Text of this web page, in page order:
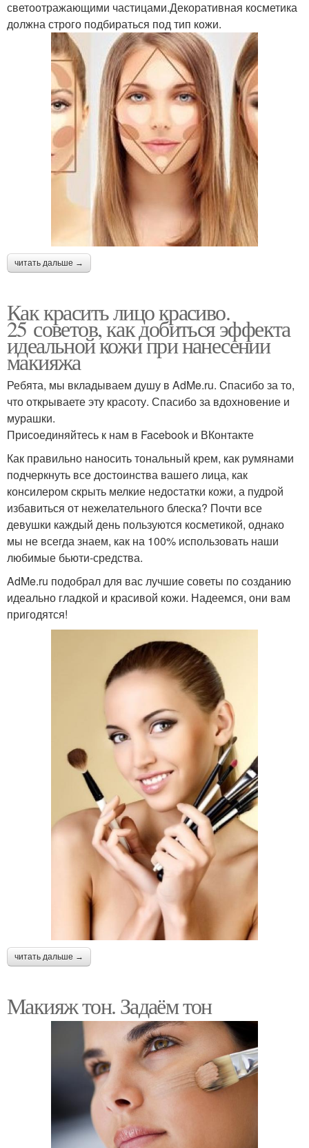
светоотражающими частицами.Декоративная косметика
должна строго подбираться под тип кожи.
читать дальше →
Как красить лицо красиво.
25 советов, как добиться эффекта
идеальной кожи при нанесении
макияжа
Ребята, мы вкладываем душу в AdMe.ru. Cпасибо за то,
что открываете эту красоту. Спасибо за вдохновение и
мурашки.
Присоединяйтесь к нам в Facebook и ВКонтакте
Как правильно наносить тональный крем, как румянами
подчеркнуть все достоинства вашего лица, как
консилером скрыть мелкие недостатки кожи, а пудрой
избавиться от нежелательного блеска? Почти все
девушки каждый день пользуются косметикой, однако
мы не всегда знаем, как на 100% использовать наши
любимые бьюти-средства.
AdMe.ru подобрал для вас лучшие советы по созданию
идеально гладкой и красивой кожи. Надеемся, они вам
пригодятся!
читать дальше →
Макияж тон. Задаём тон